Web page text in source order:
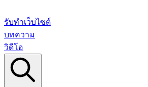
รับทำเว็บไซต์
บทความ
วิดีโอ